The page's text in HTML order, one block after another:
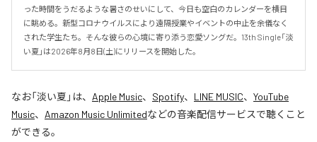
った時間をうだるような暑さのせいにして、今日も空白のカレンダーを横目
に眺める。新型コロナウイルスにより遠隔授業やイベントの中止を余儀なく
された学生たち。そんな彼らの心境に寄り添う恋愛ソングだ。13th Single「淡
い夏」は2026年8月8日(土)にリリースを開始した。
なお「淡い夏 」は、 Apple Music、 Spotify、 LINE MUSIC、 YouTube
Music、 Amazon Music Unlimitedなどの音楽配信サービスで聴くこと
ができる。